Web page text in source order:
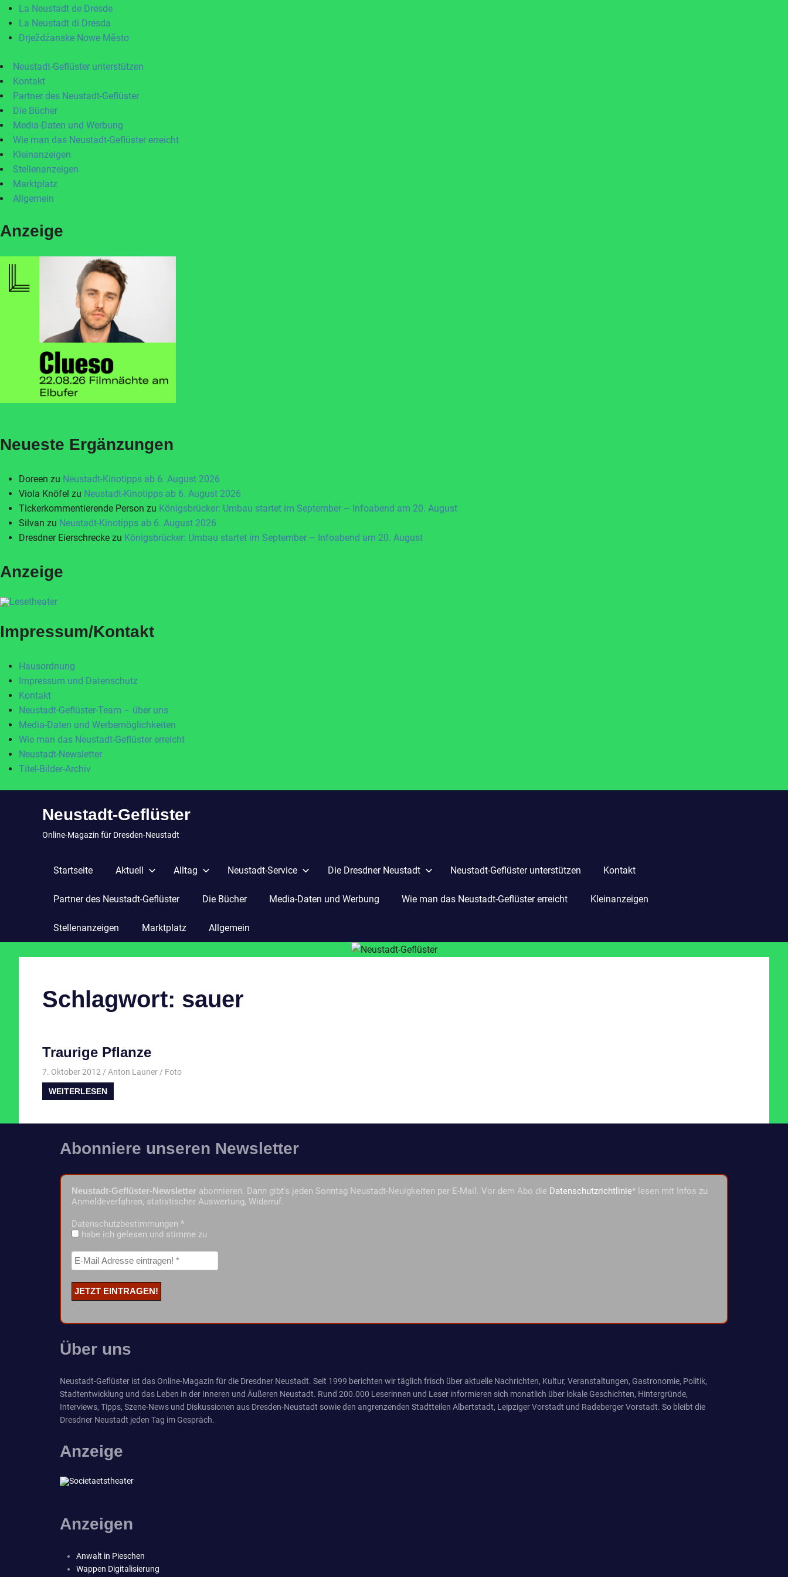
La Neustadt de Dresde
La Neustadt di Dresda
Drježdźanske Nowe Město
Neustadt-Geflüster unterstützen
Kontakt
Partner des Neustadt-Geflüster
Die Bücher
Media-Daten und Werbung
Wie man das Neustadt-Geflüster erreicht
Kleinanzeigen
Stellenanzeigen
Marktplatz
Allgemein
Anzeige
Neueste Ergänzungen
Doreen zu Neustadt-Kinotipps ab 6. August 2026
Viola Knöfel zu Neustadt-Kinotipps ab 6. August 2026
Tickerkommentierende Person zu Königsbrücker: Umbau startet im September – Infoabend am 20. August
Silvan zu Neustadt-Kinotipps ab 6. August 2026
Dresdner Eierschrecke zu Königsbrücker: Umbau startet im September – Infoabend am 20. August
Anzeige
Impressum/Kontakt
Hausordnung
Impressum und Datenschutz
Kontakt
Neustadt-Geflüster-Team – über uns
Media-Daten und Werbemöglichkeiten
Wie man das Neustadt-Geflüster erreicht
Neustadt-Newsletter
Titel-Bilder-Archiv
Neustadt-Geflüster
Online-Magazin für Dresden-Neustadt
Startseite Aktuell Alltag Neustadt-Service Die Dresdner Neustadt Neustadt-Geflüster unterstützen Kontakt
Partner des Neustadt-Geflüster Die Bücher Media-Daten und Werbung Wie man das Neustadt-Geflüster erreicht Kleinanzeigen
Stellenanzeigen Marktplatz Allgemein
Schlagwort: sauer
Traurige Pflanze
7. Oktober 2012 Anton Launer Foto
WEITERLESEN
Abonniere unseren Newsletter
Neustadt-Geflüster-Newsletter abonnieren. Dann gibt's jeden Sonntag Neustadt-Neuigkeiten per E-Mail. Vor dem Abo die Datenschutzrichtlinie* lesen mit Infos zu
Anmeldeverfahren, statistischer Auswertung, Widerruf.
Datenschutzbestimmungen *
habe ich gelesen und stimme zu
Über uns
Neustadt-Geflüster ist das Online-Magazin für die Dresdner Neustadt. Seit 1999 berichten wir täglich frisch über aktuelle Nachrichten, Kultur, Veranstaltungen, Gastronomie, Politik,
Stadtentwicklung und das Leben in der Inneren und Äußeren Neustadt. Rund 200.000 Leserinnen und Leser informieren sich monatlich über lokale Geschichten, Hintergründe,
Interviews, Tipps, Szene-News und Diskussionen aus Dresden-Neustadt sowie den angrenzenden Stadtteilen Albertstadt, Leipziger Vorstadt und Radeberger Vorstadt. So bleibt die
Dresdner Neustadt jeden Tag im Gespräch.
Anzeige
Anzeigen
Anwalt in Pieschen
Wappen Digitalisierung